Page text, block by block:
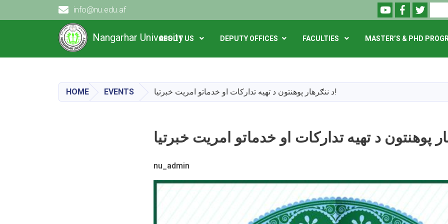
main
content
Nangarhar University
info@nu.edu.af YoutubeFacebookTwitter
Search
Main navigation
ABOUT US DEPUTY OFFICES FACULTIES MASTER’S & PHD
HOME EVENTS د ننګرهار پوهنتون د تهيه تدارکات او خدماتو امريت خبرتيا!
nu_admin